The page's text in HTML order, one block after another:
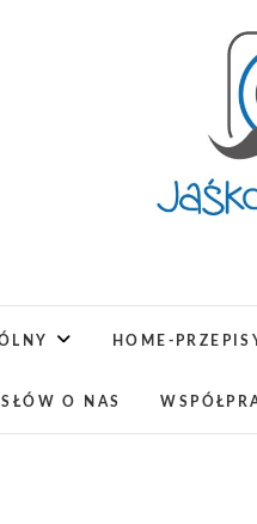
Jaśkowe
OPISUJEMY ŻYCIE.
HOME-
O NAS